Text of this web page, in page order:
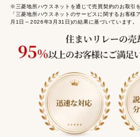
※三菱地所ハウスネットを通じて売買契約のお取引
「三菱地所ハウスネットのサービスに関するお客
月1日～2026年3月31日)の結果に基づいています。